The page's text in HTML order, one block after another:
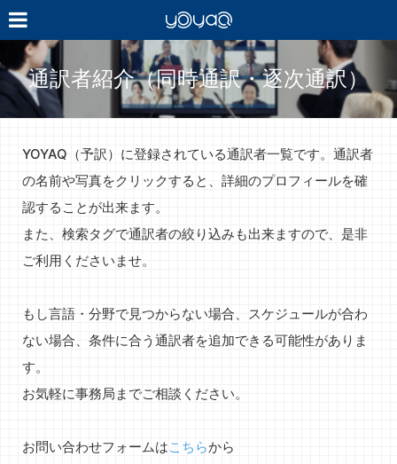
YOYAQ（予
訳）
通訳者紹介（同時通訳・逐次通訳）
YOYAQ（予訳）に登録されている通訳者一覧です。通訳者
の名前や写真をクリックすると、詳細のプロフィールを確
認することが出来ます。
また、検索タグで通訳者の絞り込みも出来ますので、是非
ご利用くださいませ。
もし言語・分野で見つからない場合、スケジュールが合わ
ない場合、条件に合う通訳者を追加できる可能性がありま
す。
お気軽に事務局までご相談ください。
お問い合わせフォームはこちらから